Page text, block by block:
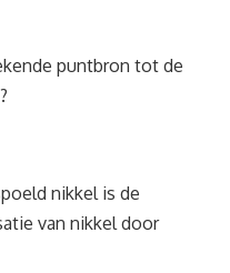
puntbron tot de
nikkel is de
van nikkel door